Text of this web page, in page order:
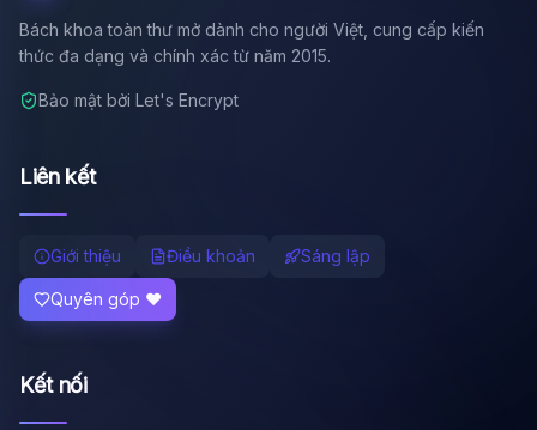
Bách khoa toàn thư mở dành cho người Việt, cung cấp kiến
thức đa dạng và chính xác từ năm 2015.
Bảo mật bởi Let's Encrypt
Liên kết
Giới thiệu Điều khoản Sáng lập
Quyên góp ❤️
Kết nối
🔬 Albert Einstein